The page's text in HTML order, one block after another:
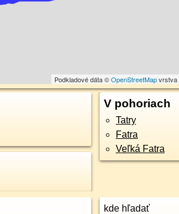
Podkladové dáta ©OpenStreetMapvrstva
V pohoriach
Tatry
Fatra
Veľká Fatra
kde hľadať